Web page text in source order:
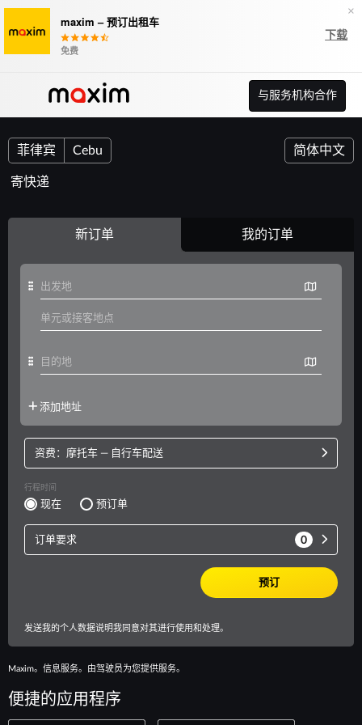
×
maxim – 预订出租车
免费
下载
与服务机构合作
菲律宾 Cebu 简体中文
寄快递
Maxim。信息服务。由驾驶员为您提供服务。
便捷的应用程序